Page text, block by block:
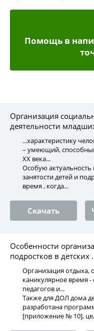
Помощь в
Организация
деятельности
...характеристику
– умеющий,
XX века...
Особую
занятости детей и
время , когда...
Скачать
Особенности
подростков в детских
Организация отдыха,
каникулярное время
педагогов и...
Также для ДОЛ дома
разработана
[приложение № 10],